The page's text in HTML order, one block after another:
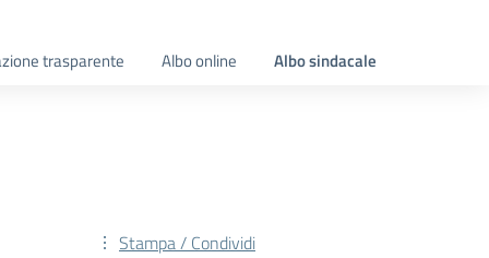
trasparente Albo online Albo sindacale
Stampa / Condividi